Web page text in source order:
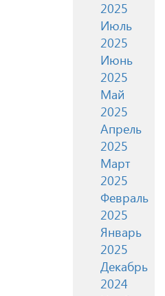
2025
Июль
2025
Июнь
2025
Май
2025
Апрель
2025
Март
2025
Февраль
2025
Январь
2025
Декабрь
2024